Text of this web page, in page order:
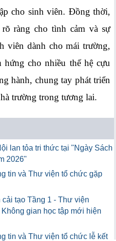
cho sinh viên. Đồng thời,
ràng cho tình cảm và sự
viên dành cho mái trường,
cho nhiều thế hệ cựu
hành, chung tay phát triển
trường trong tương lai.
lan tỏa tri thức tại "Ngày Sách
2026"
tin và Thư viện tổ chức gặp
cải tạo Tầng 1 - Thư viện
gian học tập mới hiện
tin và Thư viện tổ chức lễ kết